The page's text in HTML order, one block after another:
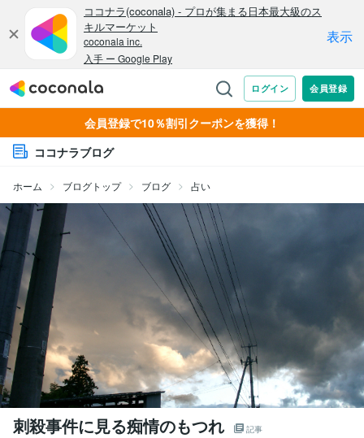
会員登録で10％割引クーポンを獲得！
ココナラブログ
ホーム ブログトップ ブログ 占い
刺殺事件に見る痴情のもつれ 記事